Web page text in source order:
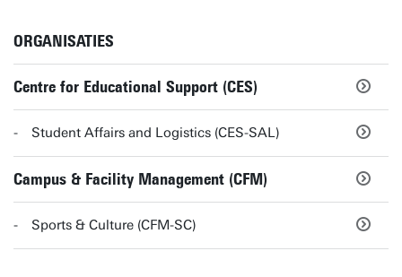
ORGANISATIES
Centre for Educational Support (CES)
Student Affairs and Logistics (CES-SAL)
Campus & Facility Management (CFM)
Sports & Culture (CFM-SC)